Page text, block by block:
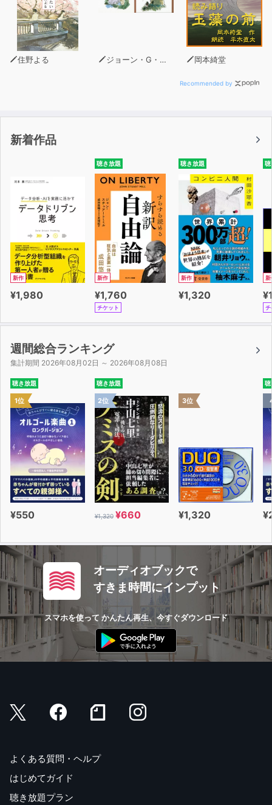
住野よる ジョーン・G・ロビンソン 岡本綺堂
Recommended by
新着作品
新作
¥1,980
聴き放題
新作
¥1,760
チケット
聴き放題
新作
¥1,320
聴
新
チ
週間総合ランキング
集計期間 2026年08月02日 ～ 2026年08月08日
聴き放題
1位
¥550
聴き放題
2位
¥1,320 ¥660
3位
¥1,320
聴
オーディオブックで
すきま時間にインプット
スマホを使って かんたん再生、今すぐダウンロード
よくある質問・ヘルプ
はじめてガイド
聴き放題プラン